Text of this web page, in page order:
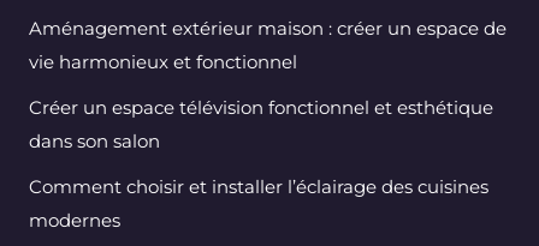
Aménagement extérieur maison : créer un espace de
vie harmonieux et fonctionnel
Créer un espace télévision fonctionnel et esthétique
dans son salon
Comment choisir et installer l’éclairage des cuisines
modernes